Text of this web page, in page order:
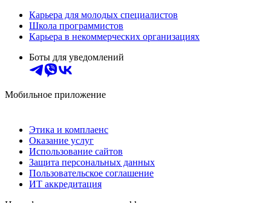
Карьера для молодых специалистов
Школа программистов
Карьера в некоммерческих организациях
Боты для уведомлений
Мобильное приложение
Этика и комплаенс
Оказание услуг
Использование сайтов
Защита персональных данных
Пользовательское соглашение
ИТ аккредитация